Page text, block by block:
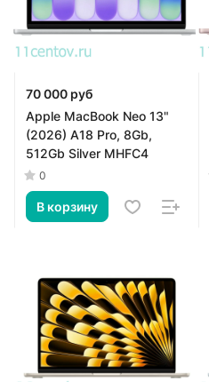
70 000 руб
Apple MacBook Neo 13"
(2026) A18 Pro, 8Gb,
512Gb Silver MHFC4
0
В корзину